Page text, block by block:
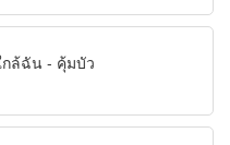
ล้ฉัน - คุ้มบัว